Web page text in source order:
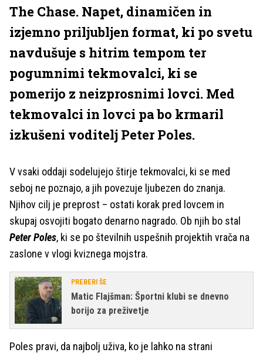
The Chase. Napet, dinamičen in
izjemno priljubljen format, ki po svetu
navdušuje s hitrim tempom ter
pogumnimi tekmovalci, ki se
pomerijo z neizprosnimi lovci. Med
tekmovalci in lovci pa bo krmaril
izkušeni voditelj Peter Poles.
V vsaki oddaji sodelujejo štirje tekmovalci, ki se med
seboj ne poznajo, a jih povezuje ljubezen do znanja.
Njihov cilj je preprost – ostati korak pred lovcem in
skupaj osvojiti bogato denarno nagrado. Ob njih bo stal
Peter Poles, ki se po številnih uspešnih projektih vrača na
zaslone v vlogi kviznega mojstra.
PREBERI ŠE
Matic Flajšman: Športni klubi se dnevno
borijo za preživetje
Poles pravi, da najbolj uživa, ko je lahko na strani